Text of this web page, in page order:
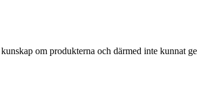
om produkterna och därmed inte kunnat ge